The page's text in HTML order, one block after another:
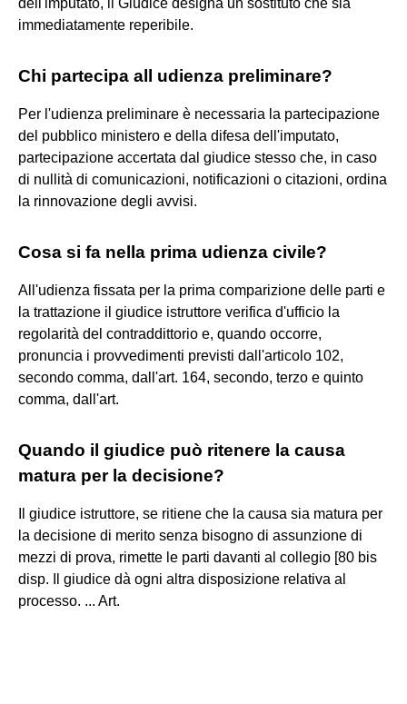
immediatamente reperibile.
Chi partecipa all udienza preliminare?
Per l'udienza preliminare è necessaria la partecipazione
del pubblico ministero e della difesa dell'imputato,
partecipazione accertata dal giudice stesso che, in caso
di nullità di comunicazioni, notificazioni o citazioni, ordina
la rinnovazione degli avvisi.
Cosa si fa nella prima udienza civile?
All'udienza fissata per la prima comparizione delle parti e
la trattazione il giudice istruttore verifica d'ufficio la
regolarità del contraddittorio e, quando occorre,
pronuncia i provvedimenti previsti dall'articolo 102,
secondo comma, dall'art. 164, secondo, terzo e quinto
comma, dall'art.
Quando il giudice può ritenere la causa
matura per la decisione?
Il giudice istruttore, se ritiene che la causa sia matura per
la decisione di merito senza bisogno di assunzione di
mezzi di prova, rimette le parti davanti al collegio [80 bis
disp. Il giudice dà ogni altra disposizione relativa al
processo. ... Art.